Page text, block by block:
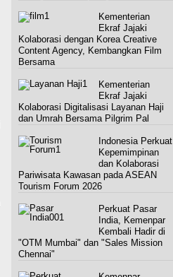
Kementerian
Ekraf Jajaki
Kolaborasi dengan Korea Creative
Content Agency, Kembangkan Film
Bersama
Kementerian
Ekraf Jajaki
Kolaborasi Digitalisasi Layanan Haji
dan Umrah Bersama Pilgrim Pal
Indonesia Perkuat
Kepemimpinan
dan Kolaborasi
Pariwisata Kawasan pada ASEAN
Tourism Forum 2026
Perkuat Pasar
India, Kemenpar
Kembali Hadir di
"OTM Mumbai" dan "Sales Mission
Chennai"